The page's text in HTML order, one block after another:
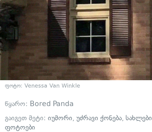
ფოტო: Venessa Van Winkle
წყარო: Bored Panda
გაიგეთ მეტი: იუმორი, უძრავი ქონება, სახლები
ფოტოები